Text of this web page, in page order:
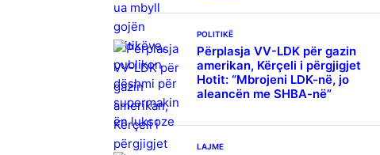
POLITIKË
Përplasja VV-LDK për gazin
amerikan, Kërçeli i përgjigjet
Hotit: “Mbrojeni LDK-në, jo
aleancën me SHBA-në”
LAJME